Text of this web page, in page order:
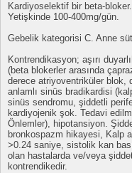
Kardiyoselektif bir beta-bloker.
Yetişkinde 100-400mg/gün.
Gebelik kategorisi C. Anne
Kontrendikasyon; aşırı
(beta blokerler arasında
derece atriyoventriküler blok,
anlamlı sinüs bradikardisi
sinüs sendromu, şiddetli
kardiyojenik şok. Tedavi
Önlemler), hipotansiyon.
bronkospazm hikayesi, Kalp
>0.24 saniye, sistolik kan
olan hastalarda ve/veya
kontrendikedir.